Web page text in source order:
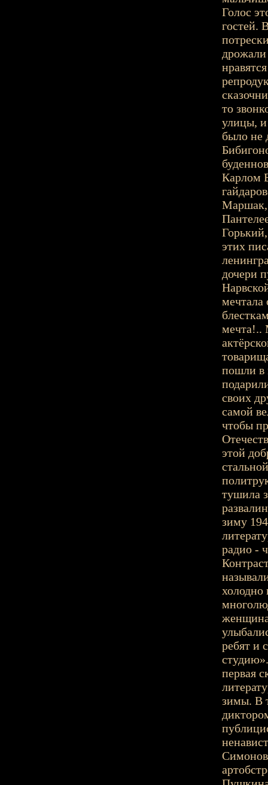
Голос
гостей.
то
улицы, и
было не
Карлом
Маршак,
этих
дочери
мечтала
мечта!..
пошли в
своих
самой
чтобы
этой
тушила
зиму
радио -
холодно
женщина
ребят и
первая
зимы. В